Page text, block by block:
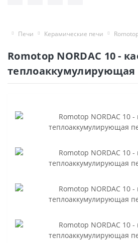
Печи Керамические печи
Romotop NORDAC 10 -
теплоаккумулирующая